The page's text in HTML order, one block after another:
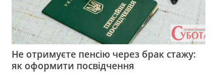
Не отримуєте пенсію через брак стажу:
як оформити посвідчення